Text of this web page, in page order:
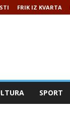
FRIK IZ KVARTA
SPORT